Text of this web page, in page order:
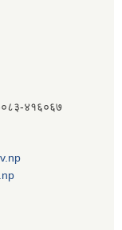
०८३‍-४१६०६७